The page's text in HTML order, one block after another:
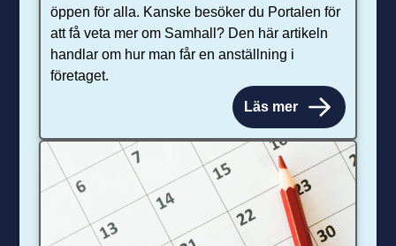
öppen för alla. Kanske besöker du Portalen för
att få veta mer om Samhall? Den här artikeln
handlar om hur man får en anställning i
företaget.
Läs mer